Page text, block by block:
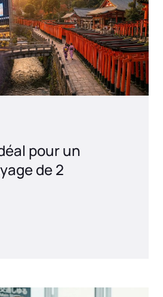
pour un
de 2